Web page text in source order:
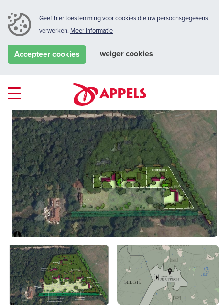
Geef hier toestemming voor cookies die uw persoonsgegevens
verwerken. Meer informatie
Accepteer cookies weiger cookies